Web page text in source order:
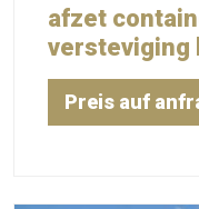
afzet
versteviging
Preis auf